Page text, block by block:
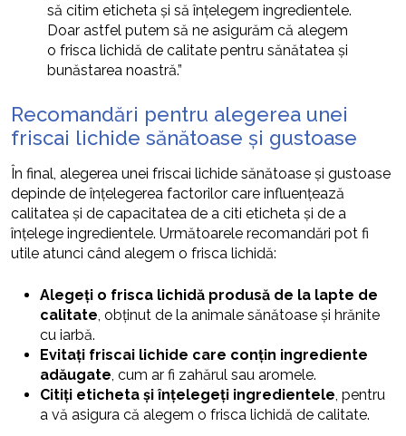
să citim eticheta și să înțelegem ingredientele.
Doar astfel putem să ne asigurăm că alegem
o frisca lichidă de calitate pentru sănătatea și
bunăstarea noastră.”
Recomandări pentru alegerea unei
friscai lichide sănătoase și gustoase
În final, alegerea unei friscai lichide sănătoase și gustoase
depinde de înțelegerea factorilor care influențează
calitatea și de capacitatea de a citi eticheta și de a
înțelege ingredientele. Următoarele recomandări pot fi
utile atunci când alegem o frisca lichidă:
Alegeți o frisca lichidă produsă de la lapte de
calitate, obținut de la animale sănătoase și hrănite
cu iarbă.
Evitați friscai lichide care conțin ingrediente
adăugate, cum ar fi zahărul sau aromele.
Citiți eticheta și înțelegeți ingredientele, pentru
a vă asigura că alegem o frisca lichidă de calitate.